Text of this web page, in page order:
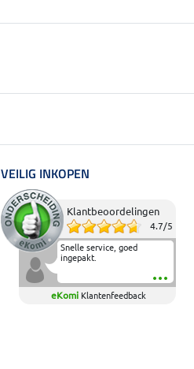
VEILIG INKOPEN
Klantbeoordelingen
4.7/5
Snelle service, goed
ingepakt.
eKomi Klantenfeedback